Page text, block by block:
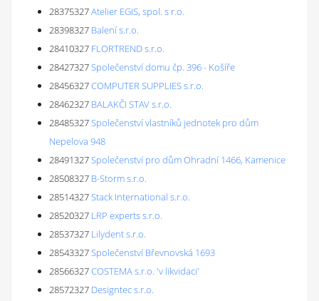
28375327Atelier EGIS, spol. s r.o.
28398327 Balení s.r.o.
28410327 FLORTREND s.r.o.
28427327Společenství domu čp. 396 - Košíře
28456327COMPUTER SUPPLIES s.r.o.
28462327 BALAKČI STAV s.r.o.
28485327Společenství vlastníků jednotek pro dům
Nepelova 948
28491327Společenství pro dům Ohradní 1466, Kamenice
28508327 B-Storm s.r.o.
28514327Stack International s.r.o.
28520327 LRP experts s.r.o.
28537327 Lilydent s.r.o.
28543327Společenství Břevnovská 1693
28566327COSTEMA s.r.o. 'v likvidaci'
28572327 Designtec s.r.o.